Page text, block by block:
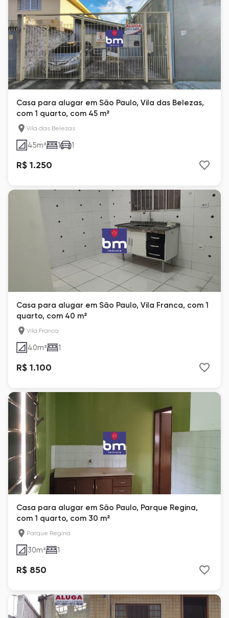
Casa para alugar em São Paulo, Vila das Belezas,
com 1 quarto, com 45 m²
Vila das Belezas
45m² 1 1
R$ 1.250
Casa para alugar em São Paulo, Vila Franca, com 1
quarto, com 40 m²
Vila Franca
40m² 1
R$ 1.100
Casa para alugar em São Paulo, Parque Regina,
com 1 quarto, com 30 m²
Parque Regina
30m² 1
R$ 850